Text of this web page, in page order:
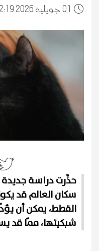
0112:19 2026 جويلية
حذَّرت دراسة
سكان العالم قد
القطط، يمكن أن
شبكيتها، ممّا قد